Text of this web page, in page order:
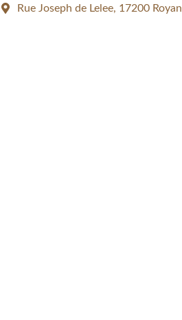
Rue Joseph de Lelee, 17200 Royan